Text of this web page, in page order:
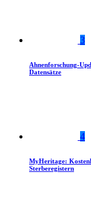
3
Ahnenforschung-
Datensätze
4
MyHeritage:
Sterberegistern